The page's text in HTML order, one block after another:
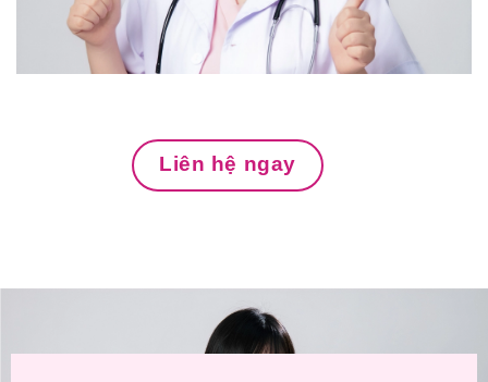
Liên hệ ngay